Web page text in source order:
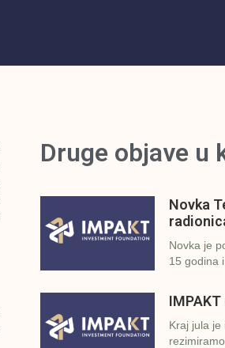
Druge objave u
Novka
Novka je
15 godina i
Kraj jula je